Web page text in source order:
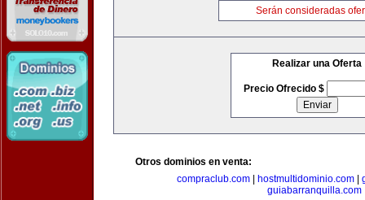
Serán consideradas
Realizar una Oferta
Precio Ofrecido $
Otros dominios en venta:
compraclub.com
hostmultidominio.com
guiabarranquilla.com